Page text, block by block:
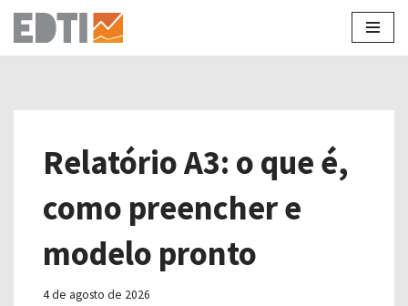
Pular
conteúdo
Relatório A3: o que é,
como preencher e
modelo pronto
4 de agosto de 2026